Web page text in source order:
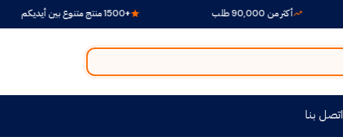
أكثر من 90,000 طلب
اتصل بنا